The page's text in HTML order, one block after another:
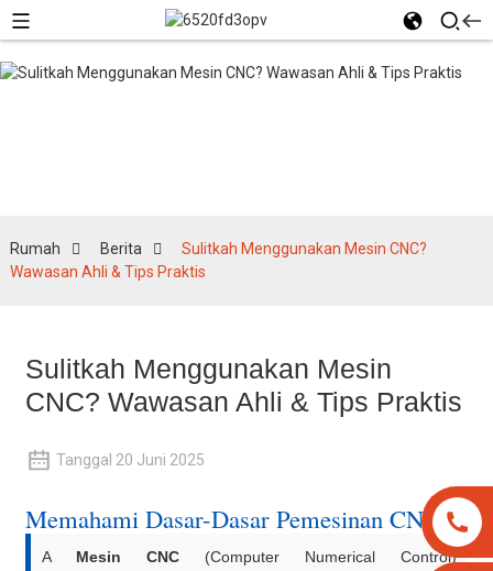
Rumah Berita
Sulitkah Menggunakan Mesin CNC?
Wawasan Ahli & Tips Praktis
Sulitkah Menggunakan Mesin
CNC? Wawasan Ahli & Tips Praktis
Tanggal 20 Juni 2025
Memahami Dasar-Dasar Pemesinan CNC
A Mesin CNC(Computer Numerical Control)